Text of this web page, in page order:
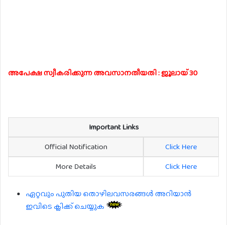
അപേക്ഷ സ്വീകരിക്കുന്ന അവസാനതീയതി : ജൂലായ് 30
Important Links
Official Notification
Click Here
More Details
Click Here
ഏറ്റവും പുതിയ തൊഴിലവസരങ്ങൾ അറിയാൻ
ഇവിടെ ക്ലിക്ക് ചെയ്യുക